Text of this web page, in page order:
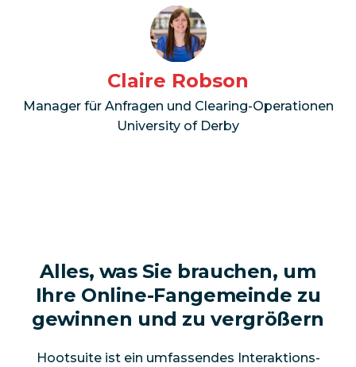
Claire Robson
Manager für Anfragen und Clearing-Operationen
University of Derby
Alles, was Sie brauchen, um
Ihre Online-Fangemeinde zu
gewinnen und zu vergrößern
Hootsuite ist ein umfassendes Interaktions-